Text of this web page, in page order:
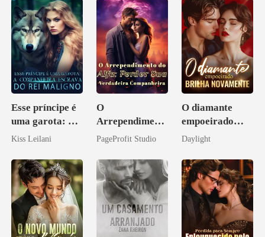
Esse príncipe é
uma garota: A
companheira
maligno
Kiss Leilani
O
Arrependiment
o do Alfa:
Verdadeira
Companheira
PageProfit Studio
O diamante
empoeirado
brilha
Daylight